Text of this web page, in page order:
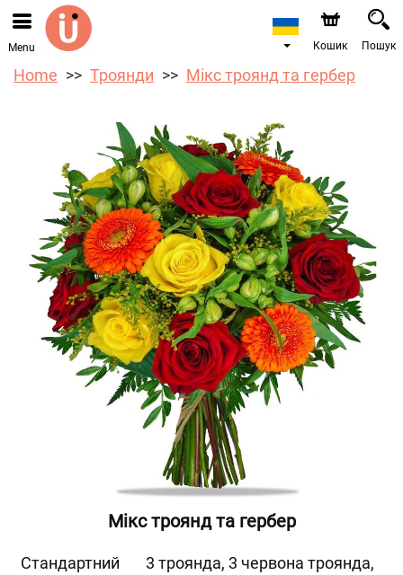
Ми приймаємо замовлення через наш інтернет-
магазин. Найближча можлива дата доставки —
10.08.2026 у зв’язку з відпусткою.
Menu Кошик Пошук
Home Троянди Мікс троянд та гербер
Мікс троянд та гербер
Cтандартний
3 троянда, 3 червона троянда,